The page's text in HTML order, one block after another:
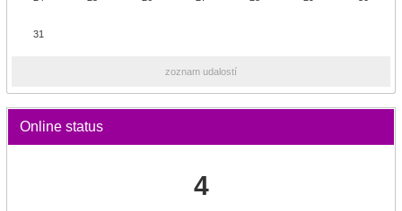
31
zoznam udalostí
Online status
4